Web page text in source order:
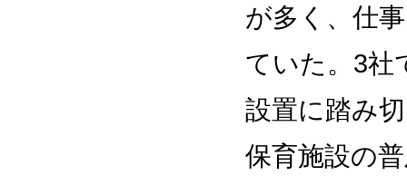
が多く、仕
ていた。3社
設置に踏み
保育施設の